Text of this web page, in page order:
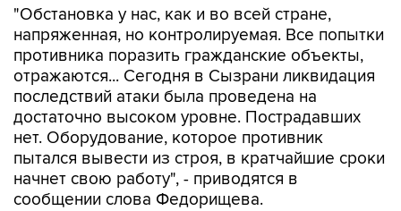
"Обстановка у нас, как и во всей стране,
напряженная, но контролируемая. Все попытки
противника поразить гражданские объекты,
отражаются... Сегодня в Сызрани ликвидация
последствий атаки была проведена на
достаточно высоком уровне. Пострадавших
нет. Оборудование, которое противник
пытался вывести из строя, в кратчайшие сроки
начнет свою работу", - приводятся в
сообщении слова Федорищева.